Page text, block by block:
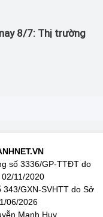
8/7: Thị trường
số 3336/GP-TTĐT do
11/2020
343/GXN-SVHTT do Sở
06/2026
Mạnh Huy